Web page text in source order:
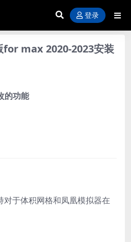
登录
for max 2020-2023安装
的功能
对于体积网格和凤凰模拟器在